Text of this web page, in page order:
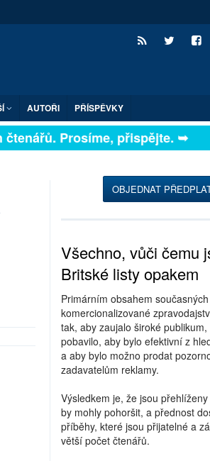
AUTOŘI PŘÍSPĚVKY
Prosíme, přispějte. ➥
OBJEDNAT
Všechno, vůči čemu
Britské listy opakem
Primárním obsahem
komercionalizované
tak, aby zaujalo široké publikum,
pobavilo, aby bylo efektivní z
a aby bylo možno prodat
zadavatelům reklamy.
Výsledkem je, že jsou
by mohly pohoršit, a přednost
příběhy, které jsou přijatelné a
větší počet čtenářů.